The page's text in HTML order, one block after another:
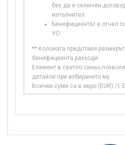
без да е сключен
изпълнител
Бенефициентът е отчел
УО
** Колоната представя
бенефициента разходи
Елемент в светло синьо
детайли при избирането му
Всички суми са в евро (EUR) /1